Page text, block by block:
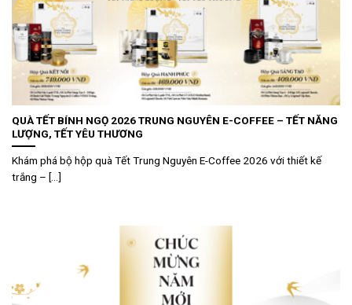
QUÀ TẾT BÍNH NGỌ 2026 TRUNG NGUYÊN E-COFFEE – TẾT NĂNG
LƯỢNG, TẾT YÊU THƯƠNG
Khám phá bộ hộp quà Tết Trung Nguyên E-Coffee 2026 với thiết kế
trắng – [...]